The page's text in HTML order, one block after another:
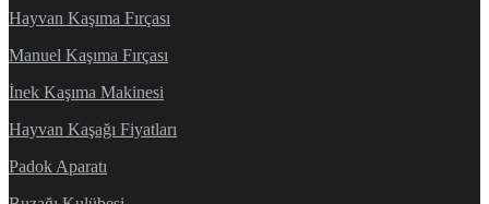
Hayvan Kaşıma Fırçası
Manuel Kaşıma Fırçası
İnek Kaşıma Makinesi
Hayvan Kaşağı Fiyatları
Padok Aparatı